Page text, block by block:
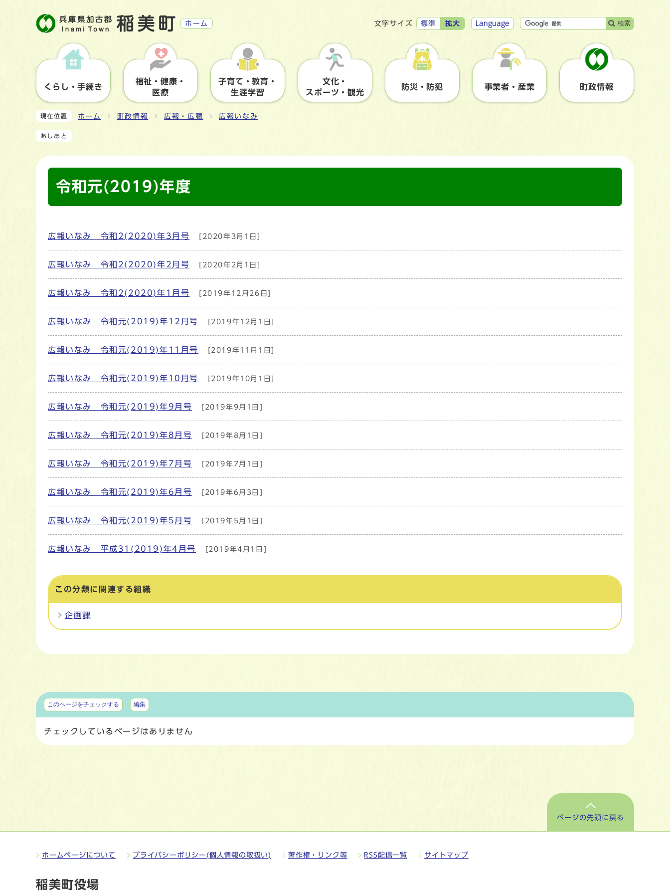
ホーム 文字サイズ 標準 拡大 Language 検索
くらし・手続き
福祉・健康・
医療
子育て・教育・
生涯学習
文化・
スポーツ・観光
防災・防犯 事業者・産業 町政情報
現在位置 ホーム 町政情報 広報・広聴 広報いなみ
あしあと
令和元(2019)年度
メインメニュー
広報いなみ 令和2(2020)年3月号 [2020年3月1日]
広報いなみ 令和2(2020)年2月号 [2020年2月1日]
広報いなみ 令和2(2020)年1月号 [2019年12月26日]
広報いなみ 令和元(2019)年12月号 [2019年12月1日]
広報いなみ 令和元(2019)年11月号 [2019年11月1日]
広報いなみ 令和元(2019)年10月号 [2019年10月1日]
広報いなみ 令和元(2019)年9月号 [2019年9月1日]
広報いなみ 令和元(2019)年8月号 [2019年8月1日]
広報いなみ 令和元(2019)年7月号 [2019年7月1日]
広報いなみ 令和元(2019)年6月号 [2019年6月3日]
広報いなみ 令和元(2019)年5月号 [2019年5月1日]
広報いなみ 平成31(2019)年4月号 [2019年4月1日]
この分類に関連する組織
企画課
マイページ
このページをチェックする 編集
チェックしているページはありません
ページの先頭に戻る
ホームページについて プライバシーポリシー(個人情報の取扱い) 著作権・リンク等 RSS配信一覧 サイトマップ
稲美町役場